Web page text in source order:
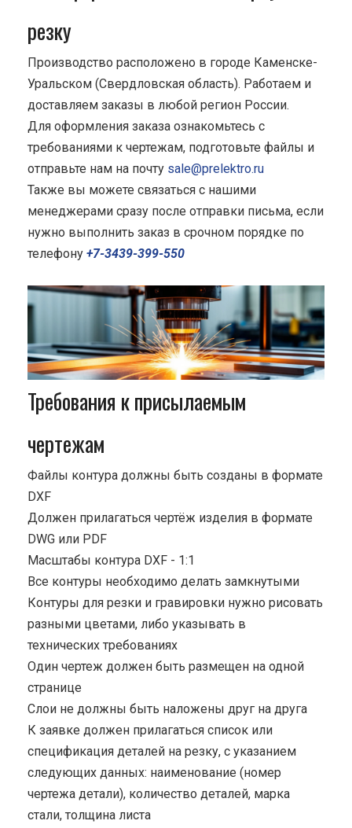
резку
Производство расположено в городе Каменске-
Уральском (Свердловская область). Работаем и
доставляем заказы в любой регион России.
Для оформления заказа ознакомьтесь с
требованиями к чертежам, подготовьте файлы и
отправьте нам на почту sale@prelektro.ru
Также вы можете связаться с нашими
менеджерами сразу после отправки письма, если
нужно выполнить заказ в срочном порядке по
телефону +7-3439-399-550
Требования к присылаемым
чертежам
Файлы контура должны быть созданы в формате
DXF
Должен прилагаться чертёж изделия в формате
DWG или PDF
Масштабы контура DXF - 1:1
Все контуры необходимо делать замкнутыми
Контуры для резки и гравировки нужно рисовать
разными цветами, либо указывать в
технических требованиях
Один чертеж должен быть размещен на одной
странице
Cлои не должны быть наложены друг на друга
К заявке должен прилагаться список или
спецификация деталей на резку, с указанием
следующих данных: наименование (номер
чертежа детали), количество деталей, марка
стали, толщина листа